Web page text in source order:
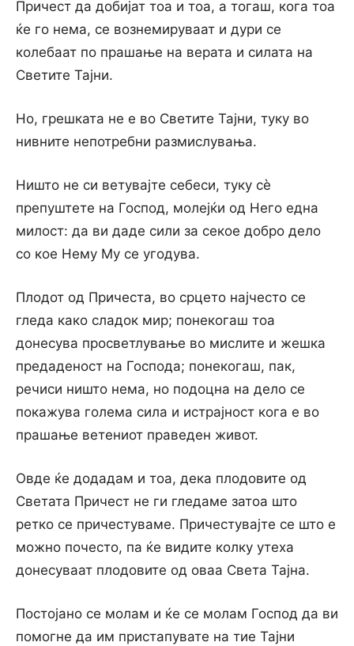
Причест да добијат тоа и тоа, а тогаш, кога тоа
ќе го нема, се вознемируваат и дури се
колебаат по прашање на верата и силата на
Светите Тајни.
Но, грешката не е во Светите Тајни, туку во
нивните непотребни размислувања.
Ништо не си ветувајте себеси, туку сѐ
препуштете на Господ, молејќи од Него една
милост: да ви даде сили за секое добро дело
со кое Нему Му се угодува.
Плодот од Причеста, во срцето најчесто се
гледа како сладок мир; понекогаш тоа
донесува просветлување во мислите и жешка
предаденост на Господа; понекогаш, пак,
речиси ништо нема, но подоцна на дело се
покажува голема сила и истрајност кога е во
прашање ветениот праведен живот.
Овде ќе додадам и тоа, дека плодовите од
Светата Причест не ги гледаме затоа што
ретко се причестуваме. Причестувајте се што е
можно почесто, па ќе видите колку утеха
донесуваат плодовите од оваа Света Тајна.
Постојано се молам и ќе се молам Господ да ви
помогне да им пристапувате на тие Тајни